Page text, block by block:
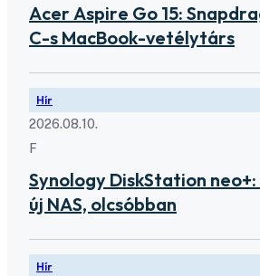
Acer Aspire Go 15:
C-s MacBook-vetélytárs
Hír
2026.08.10.
F
Synology DiskStation
új NAS, olcsóbban
Hír